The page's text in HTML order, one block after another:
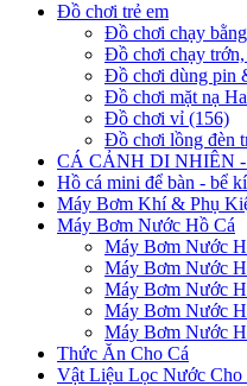
Đồ chơi trẻ em
Đồ chơi chạy
Đồ chơi chạy
Đồ chơi dùng pin
Đồ chơi mặt nạ
Đồ chơi vỉ (156)
Đồ chơi lồng đèn
CÁ CẢNH DI NHIÊN -
Hồ cá mini để bàn - bể
Máy Bơm Khí & Phụ
Máy Bơm Nước Hồ Cá
Máy Bơm Nước
Máy Bơm Nước
Máy Bơm Nước
Máy Bơm Nước
Máy Bơm Nước
Thức Ăn Cho Cá
Vật Liệu Lọc Nước Cho